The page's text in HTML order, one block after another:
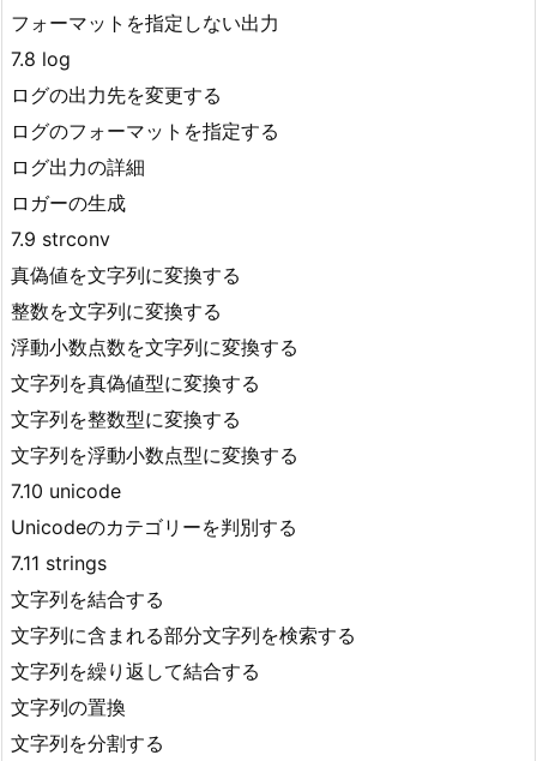
フォーマットを指定しない出力
7.8 log
ログの出力先を変更する
ログのフォーマットを指定する
ログ出力の詳細
ロガーの生成
7.9 strconv
真偽値を文字列に変換する
整数を文字列に変換する
浮動小数点数を文字列に変換する
文字列を真偽値型に変換する
文字列を整数型に変換する
文字列を浮動小数点型に変換する
7.10 unicode
Unicodeのカテゴリーを判別する
7.11 strings
文字列を結合する
文字列に含まれる部分文字列を検索する
文字列を繰り返して結合する
文字列の置換
文字列を分割する